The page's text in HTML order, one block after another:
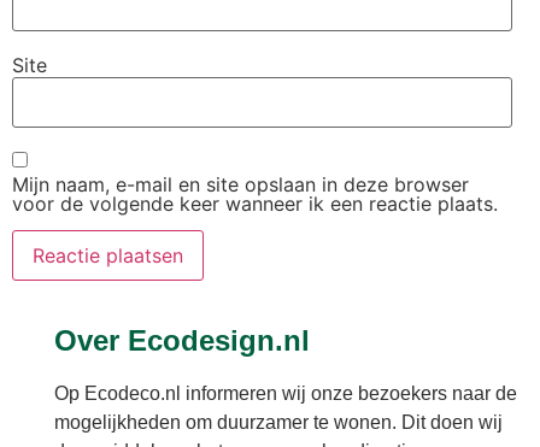
Site
Mijn naam, e-mail en site opslaan in deze browser
voor de volgende keer wanneer ik een reactie plaats.
Over Ecodesign.nl
Op Ecodeco.nl informeren wij onze bezoekers naar de
mogelijkheden om duurzamer te wonen. Dit doen wij